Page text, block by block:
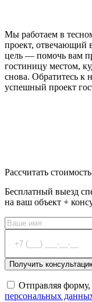
Мы работаем в
проект, отвечающий
цель — помочь вам
гостиницу местом,
снова. Обратитесь к
успешный проект
Рассчитать
Бесплатный выезд
на ваш объект +
Отправляя
персональных